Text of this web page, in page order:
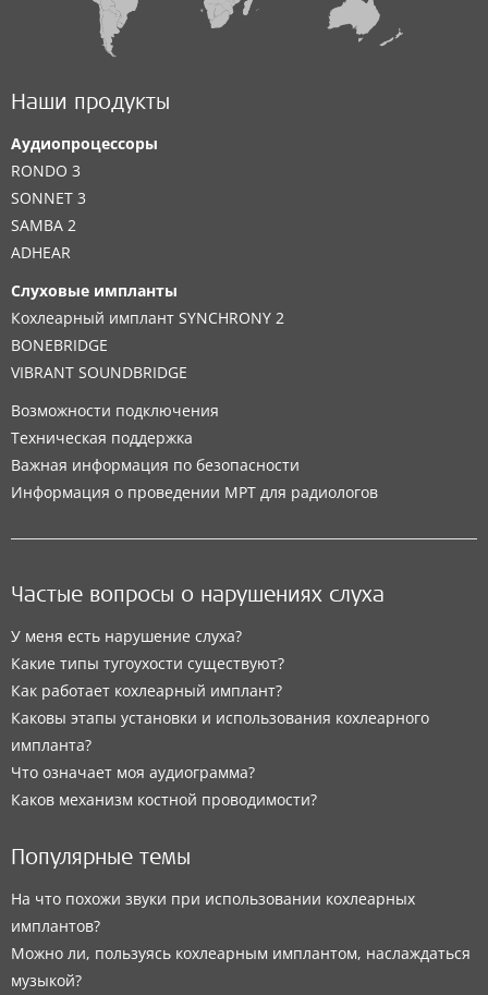
Наши продукты
Аудиопроцессоры
RONDO 3
SONNET 3
SAMBA 2
ADHEAR
Слуховые импланты
Кохлеарный имплант SYNCHRONY 2
BONEBRIDGE
VIBRANT SOUNDBRIDGE
Возможности подключения
Техническая поддержка
Важная информация по безопасности
Информация о проведении МРТ для радиологов
Частые вопросы о нарушениях слуха
У меня есть нарушение слуха?
Какие типы тугоухости существуют?
Как работает кохлеарный имплант?
Каковы этапы установки и использования кохлеарного
импланта?
Что означает моя аудиограмма?
Каков механизм костной проводимости?
Популярные темы
На что похожи звуки при использовании кохлеарных
имплантов?
Можно ли, пользуясь кохлеарным имплантом, наслаждаться
музыкой?